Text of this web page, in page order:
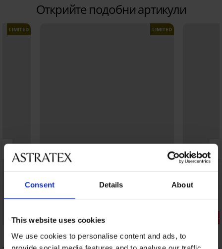
Consent Details About
This website uses cookies
We use cookies to personalise content and ads, to
Открийте подобни артикули
LIMITED
Разпродажба
LIMITED
Отстъпка